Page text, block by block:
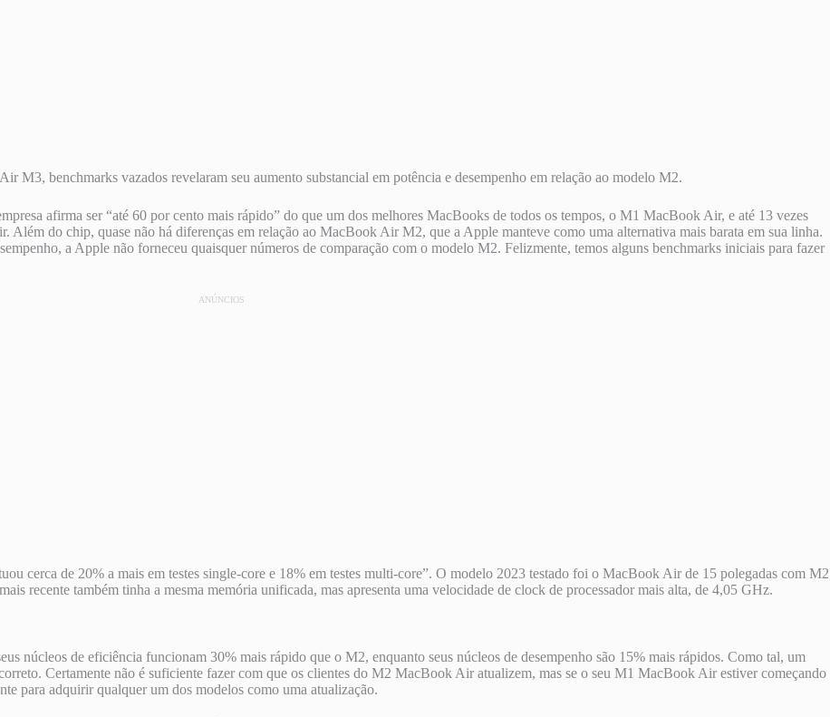
M3, benchmarks vazados revelaram seu aumento substancial em potência e desempenho em relação ao modelo M2.
afirma ser “até 60 por cento mais rápido” do que um dos melhores MacBooks de todos os tempos, o M1 MacBook Air, e até 13 vezes
do chip, quase não há diferenças em relação ao MacBook Air M2, que a Apple manteve como uma alternativa mais barata em sua linha.
a Apple não forneceu quaisquer números de comparação com o modelo M2. Felizmente, temos alguns benchmarks iniciais para fazer
ANÚNCIOS
cerca de 20% a mais em testes single-core e 18% em testes multi-core”. O modelo 2023 testado foi o MacBook Air de 15 polegadas com M2
recente também tinha a mesma memória unificada, mas apresenta uma velocidade de clock de processador mais alta, de 4,05 GHz.
núcleos de eficiência funcionam 30% mais rápido que o M2, enquanto seus núcleos de desempenho são 15% mais rápidos. Como tal, um
Certamente não é suficiente fazer com que os clientes do M2 MacBook Air atualizem, mas se o seu M1 MacBook Air estiver começando
para adquirir qualquer um dos modelos como uma atualização.